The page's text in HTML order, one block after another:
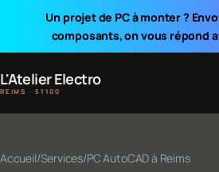
Un projet de PC à monter ?
composants, on vous répond
L'Atelier Electro
REIMS · 51100
Accueil/Services/PC AutoCAD à Reims